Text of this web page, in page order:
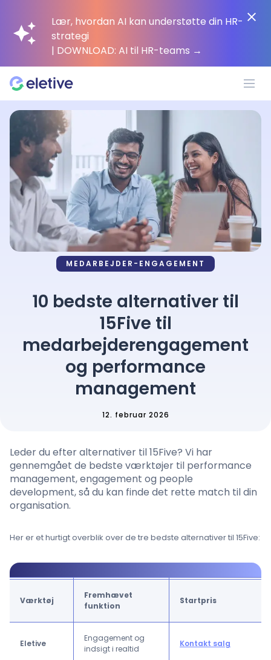
Lær, hvordan AI kan understøtte din HR-
strategi
| DOWNLOAD: AI til HR-teams →
Platform
Hvorfor Eletive?
Kunder
Ressourcer
: Danish
Kontakt salg
MEDARBEJDER-ENGAGEMENT
10 bedste alternativer til
15Five til
medarbejderengagement
og performance
management
12. februar 2026
Leder du efter alternativer til 15Five? Vi har
gennemgået de bedste værktøjer til performance
management, engagement og people
development, så du kan finde det rette match til din
organisation.
Her er et hurtigt overblik over de tre bedste alternativer til 15Five:
Værktøj
Fremhævet
funktion
Startpris
Eletive
Engagement og
indsigt i realtid
Kontakt salg